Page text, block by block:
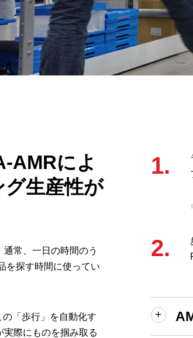
AMRによ
グ生産性が
通常、一日の時間のう
を探す時間に使ってい
「歩行」を自動化す
実際にものを掴み取る
1.
2.